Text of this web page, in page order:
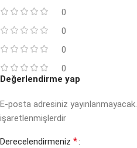
0
0
0
0
Değerlendirme yap
E-posta adresiniz yayınlanmayacak.
işaretlenmişlerdir
Derecelendirmeniz *